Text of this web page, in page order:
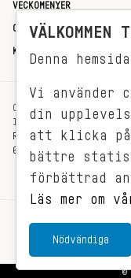
VECKOMENYER
OM OSS
KONTAKT
OXENSTIERNSGATAN 33
114 27 STOCKHOLM
08-799 62 01
©
VÄLKOMMEN
Denna
Vi använder
din
att klicka
bättre
förbättrad
Läs mer om
Nödvändiga